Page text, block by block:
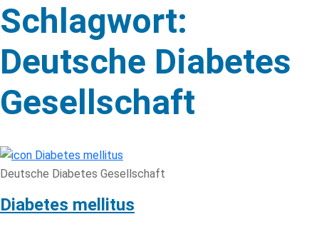
content
Schlagwort:
Deutsche Diabetes
Gesellschaft
Deutsche Diabetes Gesellschaft
Diabetes mellitus